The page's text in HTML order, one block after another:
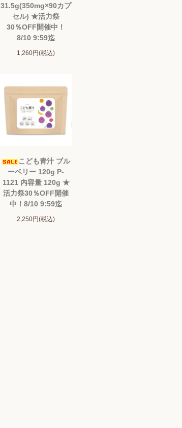
31.5g(350mg×90カプ
セル) ★活力祭
30％OFF開催中！
8/10 9:59迄
1,260円(税込)
こども青汁 ブル
ーベリー 120g P-
1121 内容量 120g ★
活力祭30％OFF開催
中！8/10 9:59迄
2,250円(税込)